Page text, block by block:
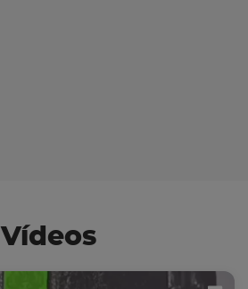
Vídeos